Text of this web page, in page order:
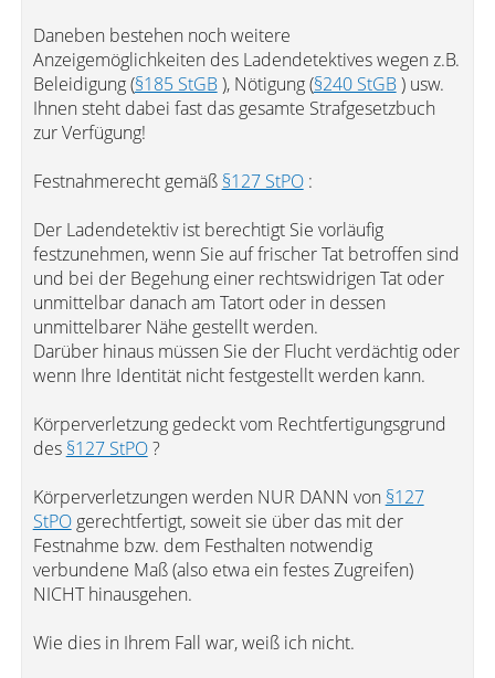
Daneben bestehen noch weitere
Anzeigemöglichkeiten des Ladendetektives wegen z.B.
Beleidigung (§185 StGB), Nötigung (§240 StGB) usw.
Ihnen steht dabei fast das gesamte Strafgesetzbuch
zur Verfügung!
Festnahmerecht gemäß §127 StPO:
Der Ladendetektiv ist berechtigt Sie vorläufig
festzunehmen, wenn Sie auf frischer Tat betroffen sind
und bei der Begehung einer rechtswidrigen Tat oder
unmittelbar danach am Tatort oder in dessen
unmittelbarer Nähe gestellt werden.
Darüber hinaus müssen Sie der Flucht verdächtig oder
wenn Ihre Identität nicht festgestellt werden kann.
Körperverletzung gedeckt vom Rechtfertigungsgrund
des §127 StPO?
Körperverletzungen werden NUR DANN von §127
StPOgerechtfertigt, soweit sie über das mit der
Festnahme bzw. dem Festhalten notwendig
verbundene Maß (also etwa ein festes Zugreifen)
NICHT hinausgehen.
Wie dies in Ihrem Fall war, weiß ich nicht.